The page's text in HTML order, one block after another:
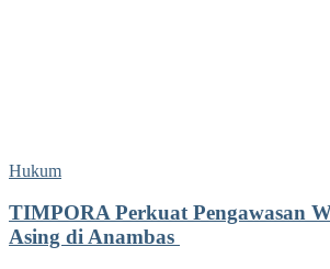
Hukum
TIMPORA Perkuat Pengawasan
Asing di Anambas ‎